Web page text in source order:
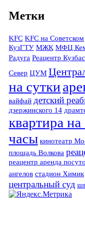
Метки
KFC KFC на Советском
КузГТУ МЖК МФЦ
Радуга Реацентр
Север ЦУМ
на сутки
вайфай детский
дзержинского 14
квартира на
часы кинотеатр
площадь Волкова
реацентр аренда
ангелов стадион Химик
центральный суд